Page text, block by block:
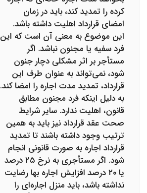
کرده را تمدید کند، باید در زمان
امضای قرارداد اهلیت داشته باشد.
این موضوع به معنی آن است که این
فرد سفیه یا مجنون نباشد. اگر
مستأجر بر اثر مشکلی دچار جنون
شود، نمی‌تواند به‌ عنوان طرف این
قرارداد، تمدید مدت اجاره را امضا کند.
به دلیل اینکه فرد مجنون مطابق
قانون، اهلیت ندارد. سایر شرایط
صحت عقد قرارداد نیز باید به ‌همین
ترتیب وجود داشته باشند تا تمدید
قرارداد اجاره به‌ صورت قانونی انجام
شود. اگر مستأجری به نرخ ۲۵ درصد
یا ۲۰ درصد افزایش اجاره بها رضایت
نداشته باشد، باید منزل اجاره‌ای را